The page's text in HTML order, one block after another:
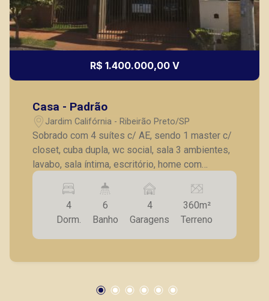
R$ 1.400.000,00 V
Casa - Padrão
Jardim Califórnia - Ribeirão Preto/SP
Sobrado com 4 suítes c/ AE, sendo 1 master c/
closet, cuba dupla, wc social, sala 3 ambientes,
lavabo, sala íntima, escritório, home com
fachada em vidro blindex e sacada,
copa/cozinha c/ AE, varanda gourmet ampla,
lavanderia, aquecedor solar, piscina, jardim,
jacuzzi, 4 vagas de garagem e 4 ares
condicionados.
4
Dorm.
6
Banho
4
Garagens
360m²
Terreno